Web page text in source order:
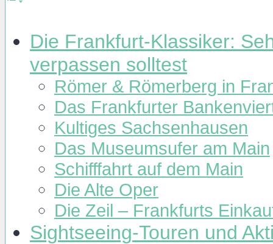
Die Frankfurt-Klassiker:
verpassen solltest
Römer & Römerberg in
Das Frankfurter
Kultiges Sachsenhausen
Das Museumsufer am Main
Schifffahrt auf dem Main
Die Alte Oper
Die Zeil – Frankfurts
Sightseeing-Touren und